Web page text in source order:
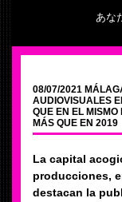
あな
08/07/2021
AUDIOVISUALES
QUE EN EL
MÁS QUE EN 2019
La capital
producciones,
destacan la